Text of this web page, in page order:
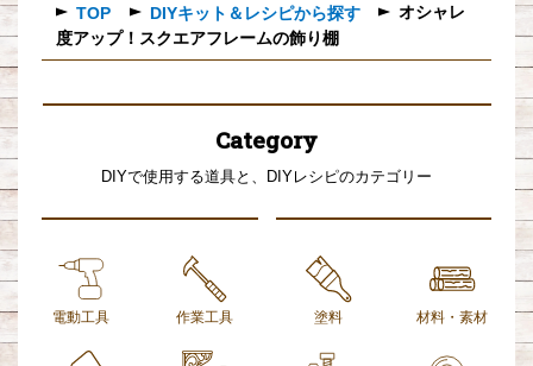
TOP DIYキット＆レシピから探す
オシャレ
度アップ！スクエアフレームの飾り棚
Category
DIYで使用する道具と、DIYレシピのカテゴリー
電動工具 作業工具 塗料 材料・素材